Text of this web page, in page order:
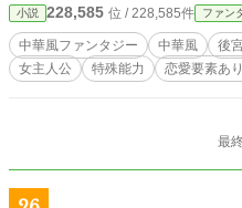
小説 228,585 位 / 228,585件 ファン
中華風ファンタジー 中華風 後
女主人公
特殊能力 恋愛要素あり
最